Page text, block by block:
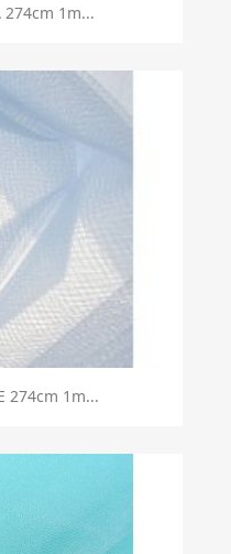
1m...
274cm 1m...